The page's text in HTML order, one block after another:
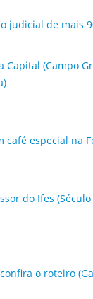
judicial de mais
(Campo
especial na
do Ifes
o roteiro